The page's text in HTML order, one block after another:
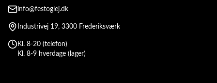
info@festoglej.dk
Industrivej 19, 3300 Frederiksværk
Kl. 8-20 (telefon)
Kl. 8-9 hverdage (lager)